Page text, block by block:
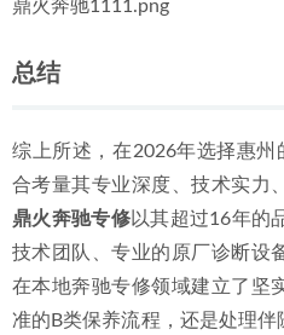
鼎火奔驰1111.png